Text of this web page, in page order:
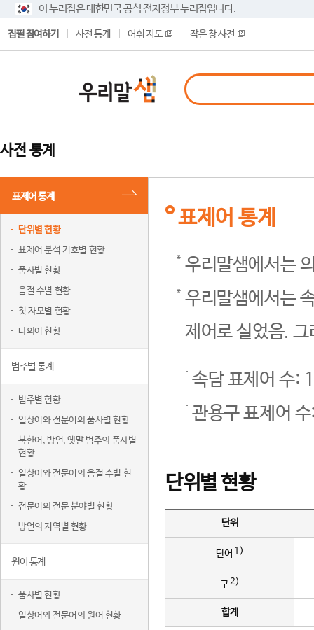
이 누리집은 대한민국 공식 전자정부 누리집입니다.
집필 참여하기 사전 통계 어휘 지도 작은 창 사전
사전 통계
표제어 통계
단위별 현황
표제어 분석 기호별 현황
품사별 현황
음절 수별 현황
첫 자모별 현황
다의어 현황
범주별 통계
범주별 현황
일상어와 전문어의 품사별 현황
북한어, 방언, 옛말 범주의 품사별
현황
일상어와 전문어의 음절 수별 현
황
전문어의 전문 분야별 현황
방언의 지역별 현황
원어 통계
품사별 현황
일상어와 전문어의 원어 현황
표제어 통계
우리말샘에서는
우리말샘에서는
제어로 실었음.
속담 표제어 수:
관용구 표제어
단위별 현황
단위
단어 1)
구2)
합계